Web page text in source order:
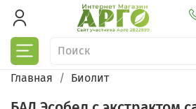
Главная Биолит